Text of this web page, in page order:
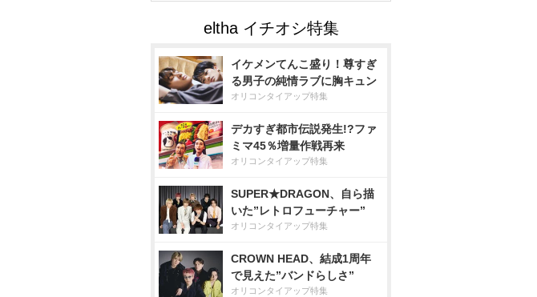
イケメンてんこ盛り！尊すぎ
る男子の純情ラブに胸キュン
オリコンタイアップ特集
デカすぎ都市伝説発生!?ファ
ミマ45％増量作戦再来
オリコンタイアップ特集
SUPER★DRAGON、自ら描
いた”レトロフューチャー”
オリコンタイアップ特集
CROWN HEAD、結成1周年
で見えた”バンドらしさ”
オリコンタイアップ特集